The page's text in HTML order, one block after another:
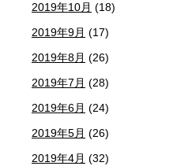
2019年10月 (18)
2019年9月 (17)
2019年8月 (26)
2019年7月 (28)
2019年6月 (24)
2019年5月 (26)
2019年4月 (32)